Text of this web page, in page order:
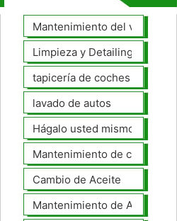
Mantenimiento del vehículo
Limpieza y Detailing
tapicería de coches
lavado de autos
Hágalo usted mismo
Mantenimiento de coches
Cambio de Aceite
Mantenimiento de